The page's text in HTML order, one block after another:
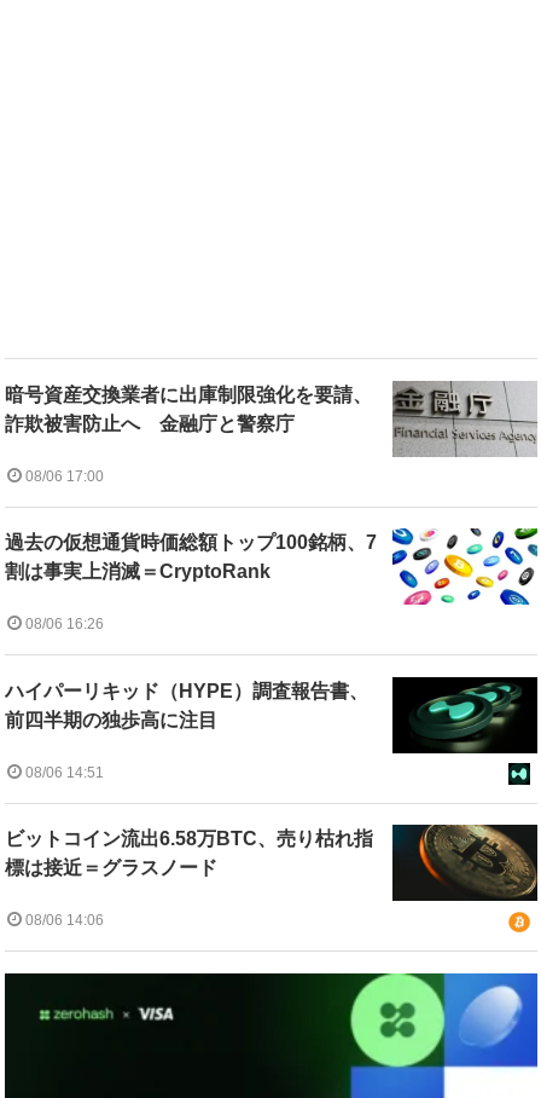
暗号資産交換業者に出庫制限強化を要請、
詐欺被害防止へ 金融庁と警察庁
08/06 17:00
過去の仮想通貨時価総額トップ100銘柄、7
割は事実上消滅＝CryptoRank
08/06 16:26
ハイパーリキッド（HYPE）調査報告書、
前四半期の独歩高に注目
08/06 14:51
ビットコイン流出6.58万BTC、売り枯れ指
標は接近＝グラスノード
08/06 14:06